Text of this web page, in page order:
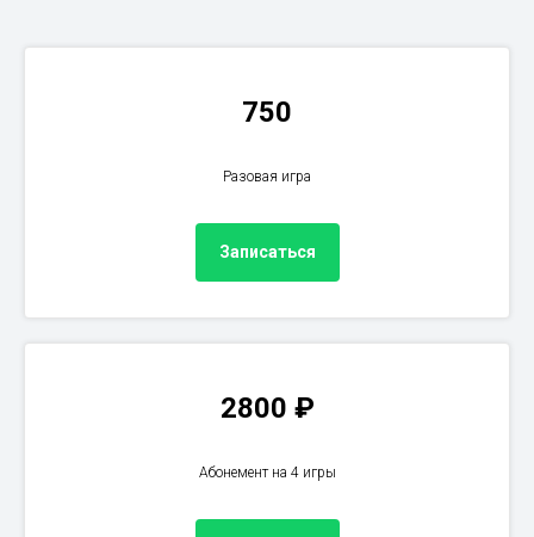
750
Разовая игра
Записаться
2800 ₽
Абонемент на 4 игры